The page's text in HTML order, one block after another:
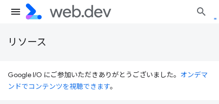
リソース
Google I/O にご参加いただきありがとうございました。 オンデマ
ンドでコンテンツを視聴できます。